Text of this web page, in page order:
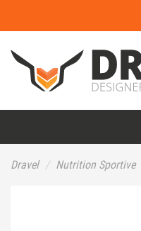
Dravel Nutrition Sportive